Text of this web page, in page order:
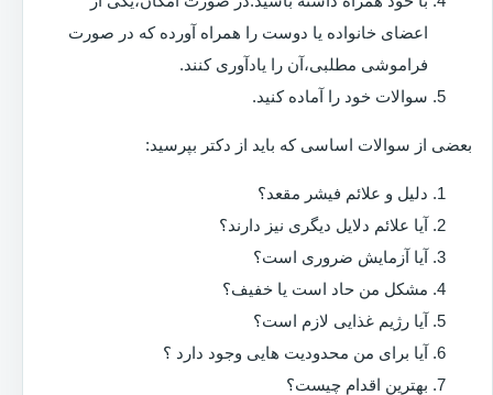
اعضای خانواده یا دوست را همراه آورده که در صورت
فراموشی مطلبی،آن را یادآوری کنند.
سوالات خود را آماده کنید.
بعضی از سوالات اساسی که باید از دکتر بپرسید:
دلیل و علائم فیشر مقعد؟
آیا علائم دلایل دیگری نیز دارند؟
آیا آزمایش ضروری است؟
مشکل من حاد است یا خفیف؟
آیا رژیم غذایی لازم است؟
آیا برای من محدودیت هایی وجود دارد ؟
بهترین اقدام چیست؟